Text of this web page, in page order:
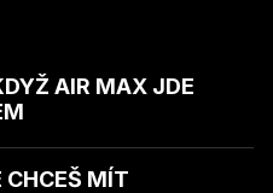
AIR MAX JDE
CHCEŠ MÍT